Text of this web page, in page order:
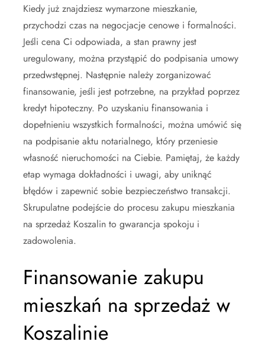
Kiedy już znajdziesz wymarzone mieszkanie,
przychodzi czas na negocjacje cenowe i formalności.
Jeśli cena Ci odpowiada, a stan prawny jest
uregulowany, można przystąpić do podpisania umowy
przedwstępnej. Następnie należy zorganizować
finansowanie, jeśli jest potrzebne, na przykład poprzez
kredyt hipoteczny. Po uzyskaniu finansowania i
dopełnieniu wszystkich formalności, można umówić się
na podpisanie aktu notarialnego, który przeniesie
własność nieruchomości na Ciebie. Pamiętaj, że każdy
etap wymaga dokładności i uwagi, aby uniknąć
błędów i zapewnić sobie bezpieczeństwo transakcji.
Skrupulatne podejście do procesu zakupu mieszkania
na sprzedaż Koszalin to gwarancja spokoju i
zadowolenia.
Finansowanie zakupu
mieszkań na sprzedaż w
Koszalinie